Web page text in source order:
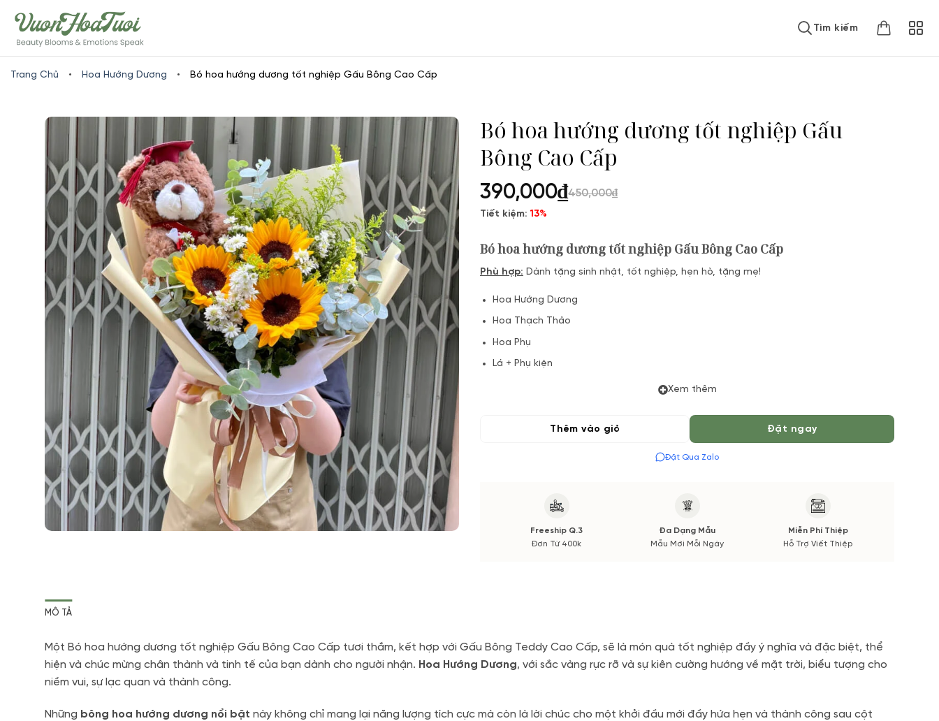
to
content
Tìm kiếm
Trang Chủ • Hoa Hướng Dương • Bó hoa hướng dương tốt nghiệp Gấu Bông Cao Cấp
Bó hoa hướng dương tốt nghiệp Gấu
Bông Cao Cấp
390,000₫450,000₫
Tiết kiệm:13%
Bó hoa hướng dương tốt nghiệp Gấu Bông Cao Cấp
Phù hợp: Dành tặng sinh nhật, tốt nghiệp, hẹn hò, tặng mẹ!
Hoa Hướng Dương
Hoa Thạch Thảo
Hoa Phụ
Lá + Phụ kiện
(*) Shop hoa tươi với dịch vụ đặt hoa online Vườn Hoa Tươi đảm bảo phong cách cắm,
Nếu có thay đổi về Hoa phụ và thời gian giao sẽ được thông báo đến Quý khách hàng
Xem thêm
Thêm vào giỏ Đặt ngay
Đặt Qua Zalo
Freeship Q.3
Đơn Từ 400k
Đa Dạng Mẫu
Mẫu Mới Mỗi Ngày
Miễn Phí Thiệp
Hỗ Trợ Viết Thiệp
MÔ TẢ
Một Bó hoa hướng dương tốt nghiệp Gấu Bông Cao Cấp tươi thắm, kết hợp với Gấu Bông Teddy Cao Cấp, sẽ là món quà tốt nghiệp đầy ý nghĩa và đặc biệt, thể
hiện và chúc mừng chân thành và tinh tế của bạn dành cho người nhận. Hoa Hướng Dương, với sắc vàng rực rỡ và sự kiên cường hướng về mặt trời, biểu tượng cho
niềm vui, sự lạc quan và thành công.
Những bông hoa hướng dương nổi bật này không chỉ mang lại năng lượng tích cực mà còn là lời chúc cho một khởi đầu mới đầy hứa hẹn và thành công sau cột